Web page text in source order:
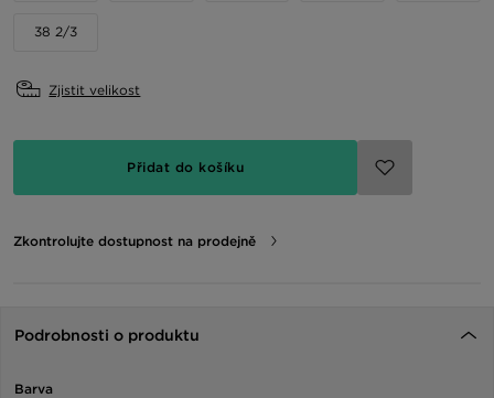
38 2/3
Zjistit velikost
Přidat do košíku
Zkontrolujte dostupnost na prodejně
Podrobnosti o produktu
Barva